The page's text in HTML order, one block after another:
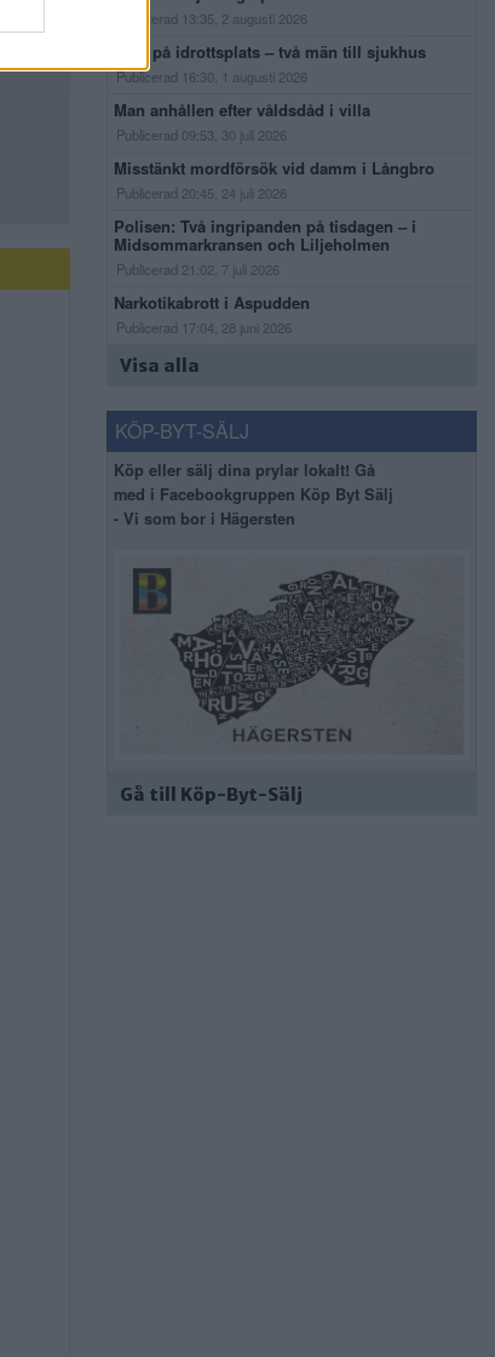
Publicerad 13:35, 2 augusti 2026
Bråk på idrottsplats – två män till sjukhus
Publicerad 16:30, 1 augusti 2026
Man anhållen efter våldsdåd i villa
Publicerad 09:53, 30 juli 2026
Misstänkt mordförsök vid damm i Långbro
Publicerad 20:45, 24 juli 2026
Polisen: Två ingripanden på tisdagen – i
Midsommarkransen och Liljeholmen
Publicerad 21:02, 7 juli 2026
Narkotikabrott i Aspudden
Publicerad 17:04, 28 juni 2026
Visa alla
KÖP-BYT-SÄLJ
Köp eller sälj dina prylar lokalt! Gå
med i Facebookgruppen Köp Byt Sälj
- Vi som bor i Hägersten
Gå till Köp-Byt-Sälj